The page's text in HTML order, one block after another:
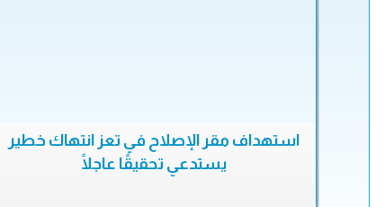
استهداف مقر الإصلاح في تعز انتهاك خطير
يستدعي تحقيقًا عاجلًا